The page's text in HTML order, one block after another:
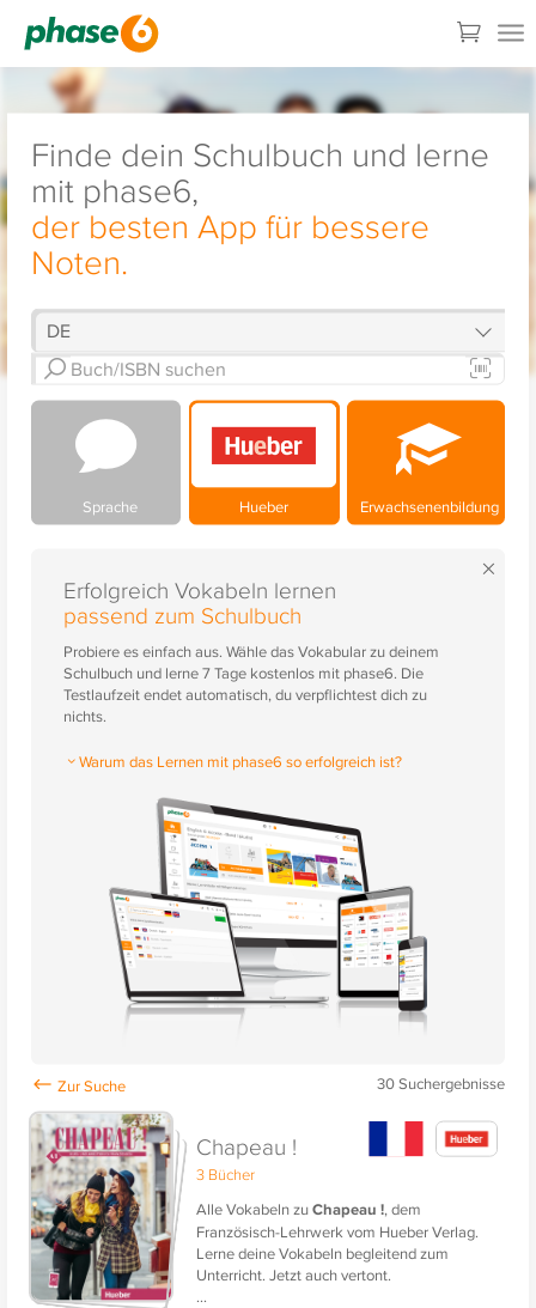
Finde dein Schulbuch und lerne
mit phase6,
der besten App für bessere
Noten.
Sprache Hueber Erwachsenenbildung
×
Erfolgreich Vokabeln lernen
passend zum Schulbuch
Probiere es einfach aus. Wähle das Vokabular zu deinem
Schulbuch und lerne 7 Tage kostenlos mit phase6. Die
Testlaufzeit endet automatisch, du verpflichtest dich zu
nichts.
Warum das Lernen mit phase6 so erfolgreich ist?
30Suchergebnisse
Chapeau !
3 Bücher
Alle Vokabeln zuChapeau !, dem
Französisch-Lehrwerk vom Hueber Verlag.
Lerne deine Vokabeln begleitend zum
Unterricht. Jetzt auch vertont.
...